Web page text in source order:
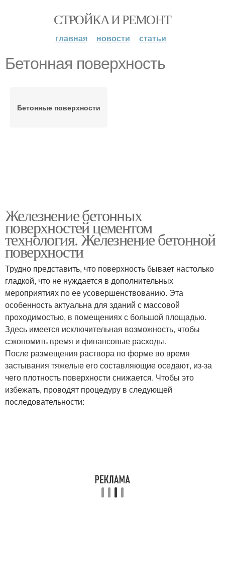
СТРОЙКА И РЕМОНТ
главная новости статьи
Бетонная поверхность
Бетонные поверхности
Железнение бетонных
поверхностей цементом
технология. Железнение бетонной
поверхности
Трудно представить, что поверхность бывает настолько
гладкой, что не нуждается в дополнительных
мероприятиях по ее усовершенствованию. Эта
особенность актуальна для зданий с массовой
проходимостью, в помещениях с большой площадью.
Здесь имеется исключительная возможность, чтобы
сэкономить время и финансовые расходы.
После размещения раствора по форме во время
застывания тяжелые его составляющие оседают, из-за
чего плотность поверхности снижается. Чтобы это
избежать, проводят процедуру в следующей
последовательности: